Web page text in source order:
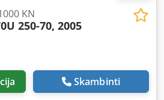
KN
250-70, 2005
Skambinti